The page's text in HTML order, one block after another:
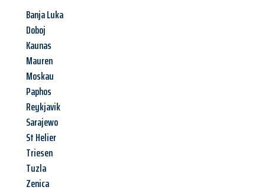
Banja Luka
Doboj
Kaunas
Mauren
Moskau
Paphos
Reykjavik
Sarajewo
St Helier
Triesen
Tuzla
Zenica